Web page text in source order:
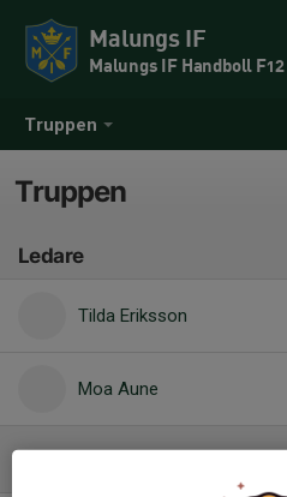
Truppen
Malungs IF
Malungs IF Handboll F12
Truppen
Ledare
Tilda Eriksson
Moa Aune